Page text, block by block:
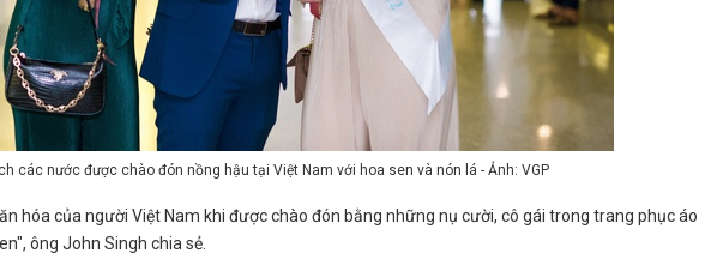
các nước được chào đón nồng hậu tại Việt Nam với hoa sen và nón lá - Ảnh: VGP
hóa của người Việt Nam khi được chào đón bằng những nụ cười, cô gái trong trang phục áo
ông John Singh chia sẻ.